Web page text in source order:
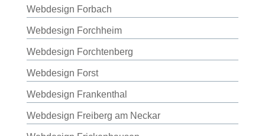
Webdesign Forbach
Webdesign Forchheim
Webdesign Forchtenberg
Webdesign Forst
Webdesign Frankenthal
Webdesign Freiberg am Neckar